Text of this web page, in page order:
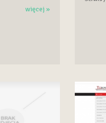
więcej »